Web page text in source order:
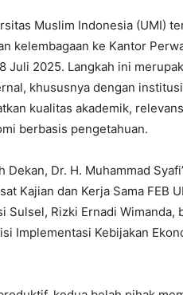
Muslim Indonesia (UMI)
kelembagaan ke Kantor
Juli 2025. Langkah ini
khususnya dengan
kualitas akademik,
berbasis pengetahuan.
Dr. H. Muhammad
Kajian dan Kerja Sama FEB
Sulsel, Rizki Ernadi
Implementasi Kebijakan